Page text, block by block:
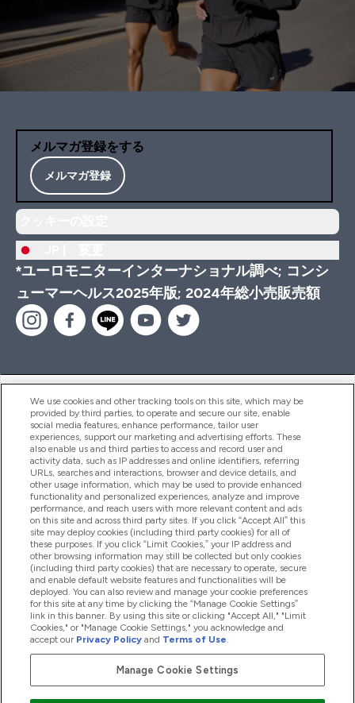
メルマガ登録をする
メルマガ登録
*ユーロモニターインターナショナル調べ; コンシ
ューマーヘルス2025年版; 2024年総小売販売額
ヘルプ＆ガイド
商品について
会社概要
特典＆ポイント
2026 The Hut.com Ltd
Pay with
We use cookies and other tracking tools on this site, which may be
provided by third parties, to operate and secure our site, enable
social media features, enhance performance, tailor user
experiences, support our marketing and advertising efforts. These
also enable us and third parties to access and record user and
activity data, such as IP addresses and online identifiers, referring
URLs, searches and interactions, browser and device details, and
other usage information, which may be used to provide enhanced
functionality and personalized experiences, analyze and improve
performance, and reach users with more relevant content and ads
on this site and across third party sites. If you click “Accept All” this
site may deploy cookies (including third party cookies) for all of
these purposes. If you click “Limit Cookies,” your IP address and
other browsing information may still be collected but only cookies
(including third party cookies) that are necessary to operate, secure
and enable default website features and functionalities will be
deployed. You can also review and manage your cookie preferences
for this site at any time by clicking the “Manage Cookie Settings”
link in this banner. By using this site or clicking "Accept All," "Limit
Cookies," or "Manage Cookie Settings," you acknowledge and
accept our Privacy Policy and Terms of Use.
Manage Cookie Settings